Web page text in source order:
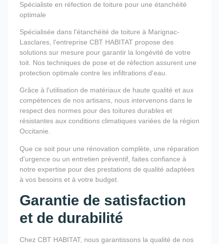
Spécialiste en réfection de toiture pour une étanchéité
optimale
Spécialisée dans l'étanchéité de toiture à Marignac-
Lasclares, l'entreprise CBT HABITAT propose des
solutions sur mesure pour garantir la longévité de votre
toit. Nos techniques de pose et de réfection assurent une
protection optimale contre les infiltrations d'eau.
Grâce à l'utilisation de matériaux de haute qualité et aux
compétences de nos artisans, nous intervenons dans le
respect des normes pour des toitures durables et
résistantes aux conditions climatiques variées de la région
Occitanie.
Que ce soit pour une rénovation complète, une réparation
d'urgence ou un entretien préventif, faites confiance à
notre expertise pour des prestations de qualité adaptées
à vos besoins et à votre budget.
Garantie de satisfaction
et de durabilité
Chez CBT HABITAT, nous garantissons la qualité de nos